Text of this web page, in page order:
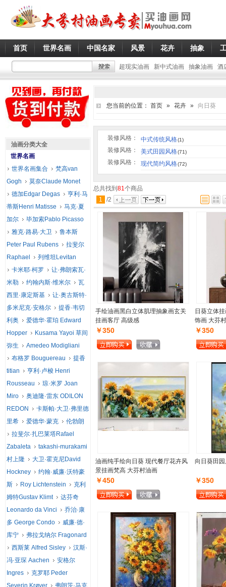
首页 世界名画 中国名家 风景 花卉 抽象
超现实油画 新中式油画 抽象油画 酒
您当前的位置： 首页 » 花卉 » 向日葵
装修风格： 中式传统风格(1)
装修风格： 美式田园风格(71)
装修风格： 现代简约风格(72)
总共找到 81个商品
1
/2
手绘油画黑白立体肌理抽象画玄关
挂画客厅 高级感
￥350
日葵立体
饰画 大芬
￥350
油画纯手绘向日葵 现代餐厅花卉风
景挂画梵高 大芬村油画
￥450
向日葵田
￥350
油画分类大全
世界名画
世界名画集合
梵高van
Gogh
莫奈Claude Monet
德加Edgar Degas
亨利·马
蒂斯Henri Matisse
马克·夏
加尔
毕加索Pablo Picasso
雅克·路易·大卫
鲁本斯
Peter Paul Rubens
拉斐尔
Raphael
列维坦Levitan
卡米耶·柯罗
让·弗朗索瓦·
米勒
约翰内斯·维米尔
瓦
西里·康定斯基
让·奥古斯特·
多米尼克·安格尔
提香·韦切
利奥
爱德华·霍珀 Edward
Hopper
Kusama Yayoi 草间
弥生
Amedeo Modigliani
布格罗 Bouguereau
提香
titian
亨利·卢梭 Henri
Rousseau
琼·米罗 Joan
Miro
奥迪隆·雷东 ODILON
REDON
卡斯帕·大卫·弗里德
里希
爱德华·蒙克
伦勃朗
拉斐尔·扎巴莱塔Rafael
Zabaleta
takashi-murakami
村上隆
大卫·霍克尼David
Hockney
约翰·威廉·沃特豪
斯
Roy Lichtenstein
克利
姆特Gustav Klimt
达芬奇
Leonardo da Vinci
乔治·康
多 George Condo
威廉·德·
库宁
弗拉戈纳尔 Fragonard
西斯莱 Alfred Sisley
汉斯·
冯·亚琛 Aachen
安格尔
Ingres
克罗耶 Peder
Severin Krøyer
弗朗茨·马克